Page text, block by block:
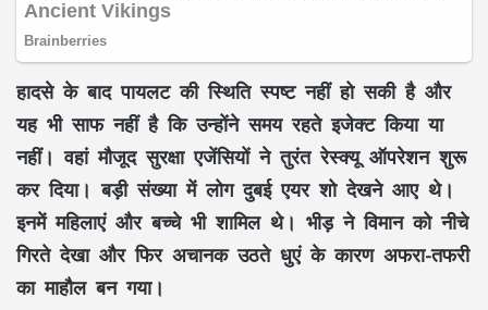
हादसे के बाद पायलट की स्थिति स्पष्ट नहीं हो सकी है और
यह भी साफ नहीं है कि उन्होंने समय रहते इजेक्ट किया या
नहीं। वहां मौजूद सुरक्षा एजेंसियों ने तुरंत रेस्क्यू ऑपरेशन शुरू
कर दिया। बड़ी संख्या में लोग दुबई एयर शो देखने आए थे।
इनमें महिलाएं और बच्चे भी शामिल थे। भीड़ ने विमान को नीचे
गिरते देखा और फिर अचानक उठते धुएं के कारण अफरा-तफरी
का माहौल बन गया।